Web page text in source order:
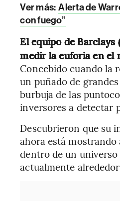
Ver más: Alerta de
con fuego”
El equipo de Barclays
medir la euforia en el
Concebido cuando la
un puñado de
burbuja de las
inversores a detectar
Descubrieron que su
ahora está
dentro de un
actualmente